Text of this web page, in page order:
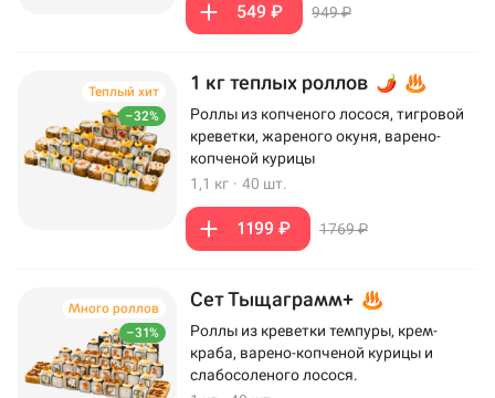
549 ₽ 949 ₽
–32%
Теплый хит 1 кг теплых роллов
Роллы из копченого лосося, тигровой
креветки, жареного окуня, варено-
копченой курицы
1,1 кг · 40 шт.
1199 ₽ 1769 ₽
–31%
Много роллов Сет Тыщаграмм+
Роллы из креветки темпуры, крем-
краба, варено-копченой курицы и
слабосоленого лосося.